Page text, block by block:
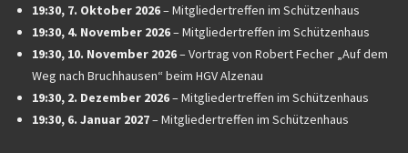
19:30, 7. Oktober 2026–Mitgliedertreffen im Schützenhaus
19:30, 4. November 2026–Mitgliedertreffen im Schützenhaus
19:30, 10. November 2026–Vortrag von Robert Fecher „Auf dem
Weg nach Bruchhausen“ beim HGV Alzenau
19:30, 2. Dezember 2026–Mitgliedertreffen im Schützenhaus
19:30, 6. Januar 2027–Mitgliedertreffen im Schützenhaus